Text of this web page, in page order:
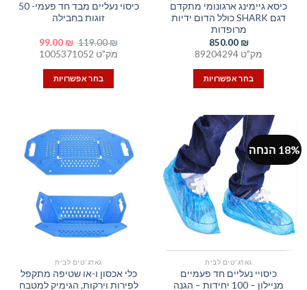
כיסא גיימינג ארגונומי מתקדם
דגם SHARK כולל הדום ידיות
מרופדות
850.00 ₪
מק"ט 89204294
בחר אפשרויות
יש
מספר
סוגים.
ניתן
לבחור
את
האפשרויות
בעמוד
המוצר
כיסוי נעליים מבד חד פעמי- 50
זוגות בחבילה
119.00₪
המחיר
המקורי
היה:
119.00 ₪.
99.00 ₪
מק"ט 1005371052
בחר אפשרויות
מספר
סוגים.
ניתן
את
האפשרויות
בעמוד
המוצר
18% הנחה
גאדג'טים לבית
כיסויי נעליים חד פעמיים
מניילון – 100 יחידות – הגנה
גאדג'טים לבית
כלי אכסון ו-או שטיפה מתקפל
לפירות וירקות, הגימיק למטבח